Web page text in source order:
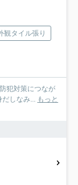
観タイル張り
犯対策につなが
しなみ... もっと